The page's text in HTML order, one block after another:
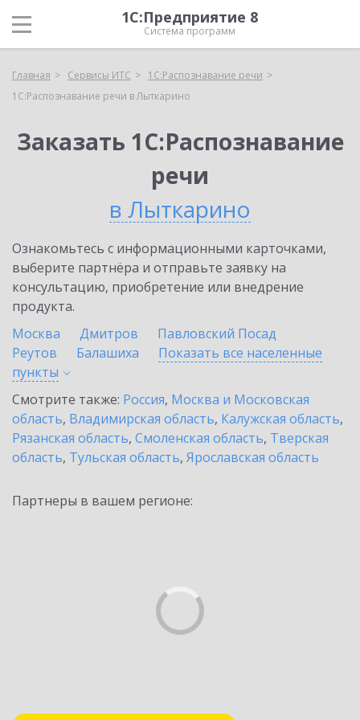
1С:Предприятие 8
Система программ
Главная Сервисы ИТС
1С:Распознавание речи
1С:Распознавание речи в Лыткарино
Заказать 1С:Распознавание
речи
в Лыткарино
Ознакомьтесь с информационными карточками,
выберите партнёра и отправьте заявку на
консультацию, приобретение или внедрение
продукта.
Москва
Дмитров
Павловский Посад
Реутов
Балашиха
Показать все населенные
пункты
Смотрите также: Россия, Москва и Московская
область, Владимирская область, Калужская область,
Рязанская область, Смоленская область, Тверская
область, Тульская область, Ярославская область
Партнеры в вашем регионе: